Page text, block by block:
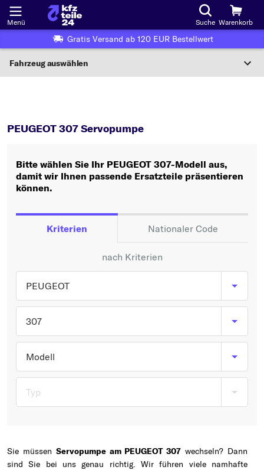
Menü Suche Warenkorb
Gratis Versand ab 120 EUR Bestellwert
Fahrzeug auswählen
Wo finde ich die?
Oder
Oder Fahrzeugauswahl nach Kriterien:
Hersteller wählen
Typ wählen
PEUGEOT 307 Servopumpe
Bitte wählen Sie Ihr PEUGEOT 307-Modell aus,
damit wir Ihnen passende Ersatzteile präsentieren
können.
Kriterien Nationaler Code
nach Kriterien
PEUGEOT
307
Modell
Typ
Sie müssen Servopumpe am PEUGEOT 307 wechseln? Dann
sind Sie bei uns genau richtig. Wir führen viele namhafte